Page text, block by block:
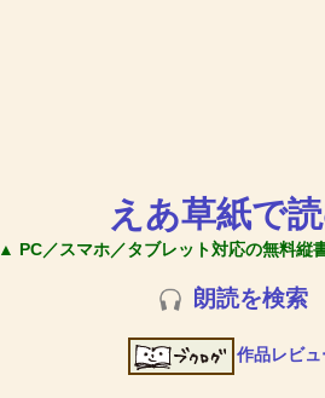
えあ草紙で
▲ PC／スマホ／タブレット対応の無料縦
朗読を検索
作品レビュ